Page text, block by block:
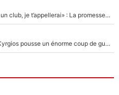
Mercato - OM - «Dès que je prends un club, je t’appellerai» : La promesse de Marcelino au moment de claquer la porte
Victime de racisme contre Murray, Kyrgios pousse un énorme coup de gueule !